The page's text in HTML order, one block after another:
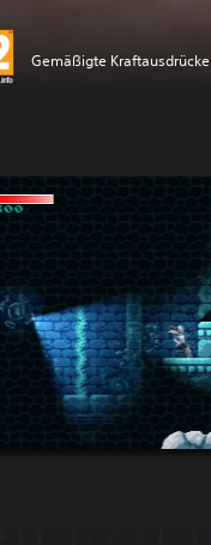
Gemäßigte Kraftausdrücke